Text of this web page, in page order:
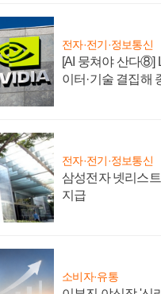
전자·전기·정보통신
[AI 뭉쳐야 산다⑧]
이터·기술 결집해
전자·전기·정보통신
삼성전자 넷리스
지급
소비자·유통